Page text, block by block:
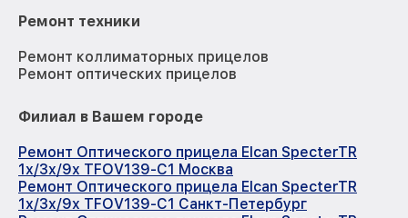
Ремонт техники
Ремонт коллиматорных прицелов
Ремонт оптических прицелов
Филиал в Вашем городе
Ремонт Оптического прицела Elcan SpecterTR
1x/3x/9x TFOV139-C1 Москва
Ремонт Оптического прицела Elcan SpecterTR
1x/3x/9x TFOV139-C1 Санкт-Петербург